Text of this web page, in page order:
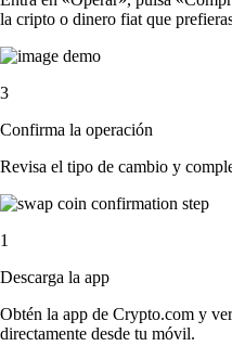
la cripto o dinero fiat que
3
Confirma la operación
Revisa el tipo de cambio y
1
Descarga la app
Obtén la app de Crypto.com y
directamente desde tu móvil.